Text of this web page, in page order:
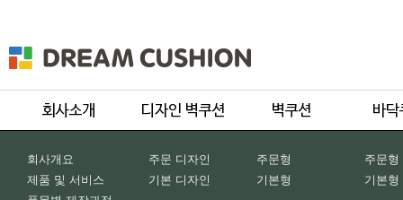
회사개요
제품 및 서비스
주문 디자인
기본 디자인
주문형
기본형
주문형
기본형